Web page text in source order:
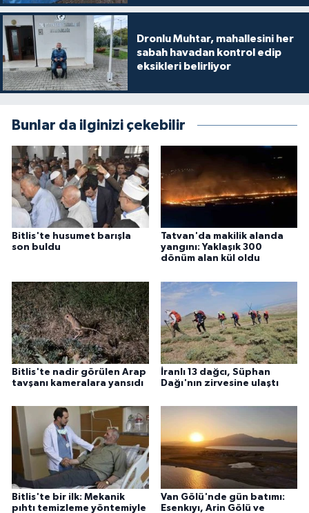
Dronlu Muhtar, mahallesini her
sabah havadan kontrol edip
eksikleri belirliyor
Bunlar da ilginizi çekebilir
Bitlis'te husumet barışla
son buldu
Tatvan'da makilik alanda
yangını: Yaklaşık 300
dönüm alan kül oldu
Bitlis'te nadir görülen Arap
tavşanı kameralara yansıdı
İranlı 13 dağcı, Süphan
Dağı'nın zirvesine ulaştı
Bitlis'te bir ilk: Mekanik
pıhtı temizleme yöntemiyle
Van Gölü'nde gün batımı:
Esenkıyı, Arin Gölü ve